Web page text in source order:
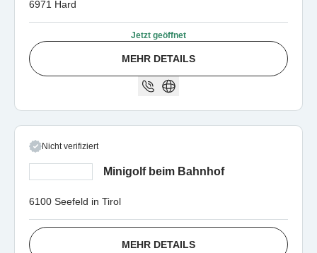
6971 Hard
Jetzt geöffnet
MEHR DETAILS
Nicht verifiziert
Minigolf beim Bahnhof
6100 Seefeld in Tirol
MEHR DETAILS